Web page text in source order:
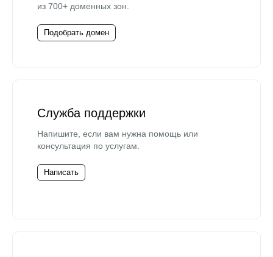
из 700+ доменных зон.
Подобрать домен
Служба поддержки
Напишите, если вам нужна помощь или
консультация по услугам.
Написать